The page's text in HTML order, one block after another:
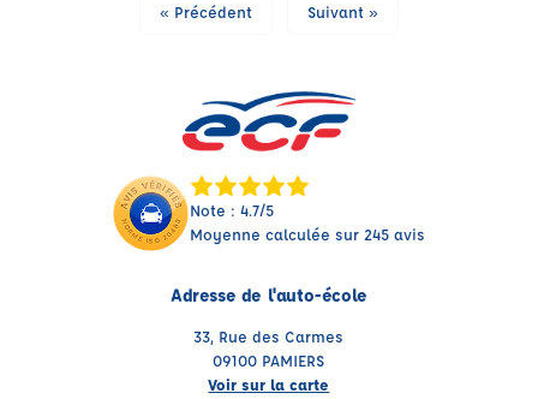
« Précédent Suivant »
Note : 4.7/5
Moyenne calculée sur 245 avis
Adresse de l'auto-école
33, Rue des Carmes
09100 PAMIERS
Voir sur la carte